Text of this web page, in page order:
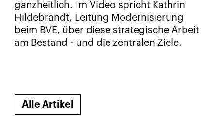
ganzheitlich. Im Video spricht Kathrin
Hildebrandt, Leitung Modernisierung
beim BVE, über diese strategische Arbeit
am Bestand - und die zentralen Ziele.
Alle Artikel